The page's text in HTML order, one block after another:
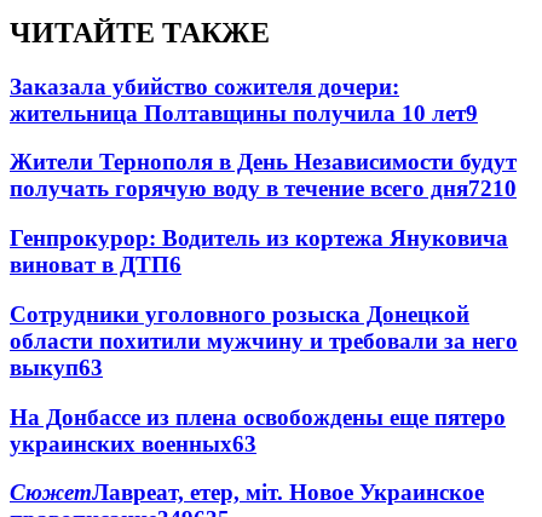
ЧИТАЙТЕ ТАКЖЕ
Заказала убийство сожителя дочери:
жительница Полтавщины получила 10 лет9
Жители Тернополя в День Независимости будут
получать горячую воду в течение всего дня7210
Генпрокурор: Водитель из кортежа Януковича
виноват в ДТП6
Сотрудники уголовного розыска Донецкой
области похитили мужчину и требовали за него
выкуп63
На Донбассе из плена освобождены еще пятеро
украинских военных63
СюжетЛавреат, етер, міт. Новое Украинское